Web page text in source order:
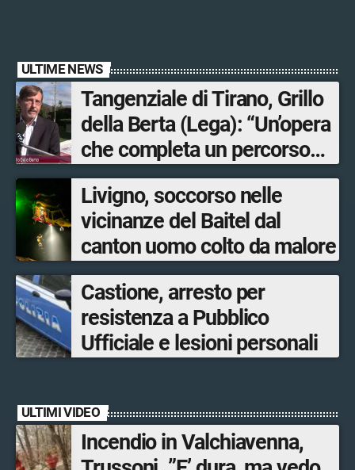
ULTIME NEWS
Tangenziale di Tirano, Grillo
della Berta (Lega): “Un’opera
che completa un percorso
avviato anni fa. Ora avanti
con la Tartano-Sondrio”
Livigno, soccorso nelle
vicinanze del Baitel dal
canton uomo colto da malore
Castione, arresto per
resistenza a Pubblico
Ufficiale e lesioni personali
ULTIMI VIDEO
Incendio in Valchiavenna,